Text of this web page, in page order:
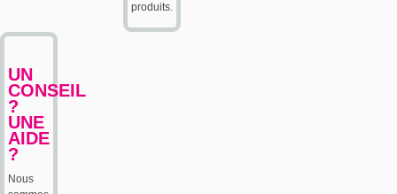
produits.
UN
CONSEIL
?
UNE
AIDE
?
Nous